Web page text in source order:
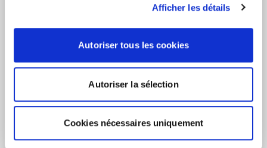
Afficher les détails
Autoriser tous les cookies
Autoriser la sélection
Cookies nécessaires uniquement
Catégories d'abonnement
Nouvelles quotidiennes (Communiqués de presse)
Newsletters (Plénière, Événements, Campagnes)